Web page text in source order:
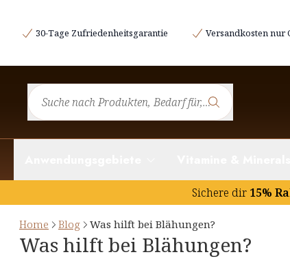
30-Tage Zufriedenheitsgarantie Versandkosten nur
Sichere dir 15%
Home Blog Was hilft bei Blähungen?
Was hilft bei Blähungen?
Wie entstehen Blähungen?
Natürliche Unterstützung bei Blähungen